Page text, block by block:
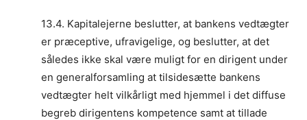
13.4. Kapitalejerne beslutter, at bankens vedtægter
er præceptive, ufravigelige, og beslutter, at det
således ikke skal være muligt for en dirigent under
en generalforsamling at tilsidesætte bankens
vedtægter helt vilkårligt med hjemmel i det diffuse
begreb dirigentens kompetence samt at tillade